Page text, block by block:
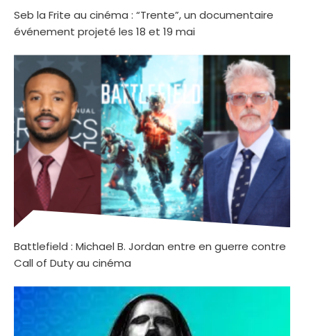
Seb la Frite au cinéma : “Trente”, un documentaire
événement projeté les 18 et 19 mai
Battlefield : Michael B. Jordan entre en guerre contre
Call of Duty au cinéma